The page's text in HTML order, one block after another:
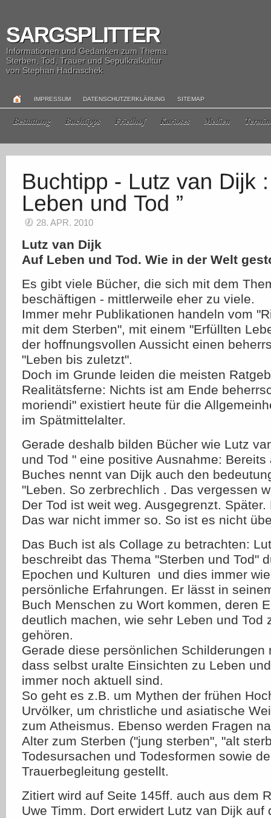
SARGSPLITTER
Informationen und Gedanken zum Thema
Sterben, Tod, Trauer und Sepulkralkultur
von Stephan Hadraschek
IMPRESSUM DATENSCHUTZERKLÄRUNG SITEMAP
Bestattung Buchtipps Friedhof Kurioses Medien
28. APR. 2010
Lutz van Dijk
Auf Leben und Tod. Wie in der Welt
Es gibt viele Bücher, die sich mit dem
beschäftigen - mittlerweile eher zu viele.
Immer mehr Publikationen handeln vom
mit dem Sterben", mit einem "Erfüllten
der hoffnungsvollen Aussicht einen
"Leben bis zuletzt".
Doch im Grunde leiden die meisten
Realitätsferne: Nichts ist am Ende
moriendi" existiert heute für die
im Spätmittelalter.
Gerade deshalb bilden Bücher wie Lutz
und Tod " eine positive Ausnahme: Bereits
Buches nennt van Dijk auch den
"Leben. So zerbrechlich . Das vergessen
Der Tod ist weit weg. Ausgegrenzt. Später.
Das war nicht immer so. So ist es nicht
Das Buch ist als Collage zu betrachten:
beschreibt das Thema "Sterben und Tod"
Epochen und Kulturen  und dies immer
persönliche Erfahrungen. Er lässt in
Buch Menschen zu Wort kommen, deren
deutlich machen, wie sehr Leben und Tod
gehören.
Gerade diese persönlichen Schilderungen
dass selbst uralte Einsichten zu Leben
immer noch aktuell sind.
So geht es z.B. um Mythen der frühen
Urvölker, um christliche und asiatische
zum Atheismus. Ebenso werden Fragen
Alter zum Sterben ("jung sterben", "alt
Todesursachen und Todesformen sowie
Trauerbegleitung gestellt.
Zitiert wird auf Seite 145ff. auch aus dem
Uwe Timm. Dort erwidert Lutz van Dijk auf